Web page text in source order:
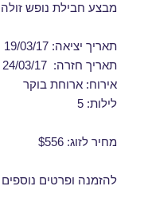
מבצע חבילת נופש
תאריך יציאה: 19/03/17
תאריך חזרה: 24/03/17
אירוח: ארוחת בוקר
לילות: 5
מחיר לזוג: $556
להזמנה ופרטים